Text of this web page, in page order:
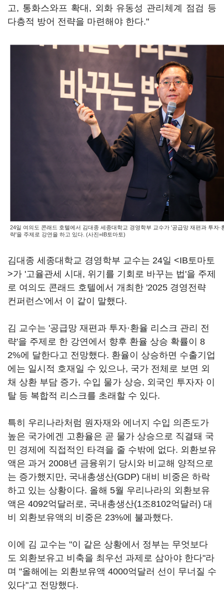
고, 통화스와프 확대, 외화 유동성 관리체계 점검 등
다층적 방어 전략을 마련해야 한다."
24일 여의도 콘래드 호텔에서 김대종 세종대학교 경영학부 교수가 '공급망 재편과 투자·
략'을 주제로 강연을 하고 있다. (사진=IB토마토)
김대종 세종대학교 경영학부 교수는 24일 <IB토마토
>가 '고율관세 시대, 위기를 기회로 바꾸는 법'을 주제
로 여의도 콘래드 호텔에서 개최한 '2025 경영전략
컨퍼런스'에서 이 같이 말했다.
김 교수는 '공급망 재편과 투자·환율 리스크 관리 전
략'을 주제로 한 강연에서 향후 환율 상승 확률이 8
2%에 달한다고 전망했다. 환율이 상승하면 수출기업
에는 일시적 호재일 수 있으나, 국가 전체로 보면 외
채 상환 부담 증가, 수입 물가 상승, 외국인 투자자 이
탈 등 복합적 리스크를 초래할 수 있다.
특히 우리나라처럼 원자재와 에너지 수입 의존도가
높은 국가에겐 고환율은 곧 물가 상승으로 직결돼 국
민 경제에 직접적인 타격을 줄 수밖에 없다. 외환보유
액은 과거 2008년 금융위기 당시와 비교해 양적으로
는 증가했지만, 국내총생산(GDP) 대비 비중은 하락
하고 있는 상황이다. 올해 5월 우리나라의 외환보유
액은 4092억달러로, 국내총생산(1조8102억달러) 대
비 외환보유액의 비중은 23%에 불과했다.
이에 김 교수는 "이 같은 상황에서 정부는 무엇보다
도 외환보유고 비축을 최우선 과제로 삼아야 한다"라
며 "올해에는 외환보유액 4000억달러 선이 무너질 수
있다"고 전망했다.